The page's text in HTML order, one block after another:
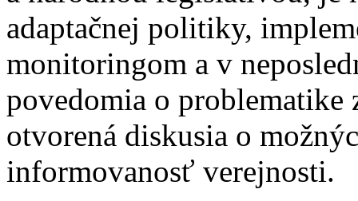
adaptačnej politiky,
monitoringom a v
povedomia o
otvorená diskusia o
informovanosť verejnosti.